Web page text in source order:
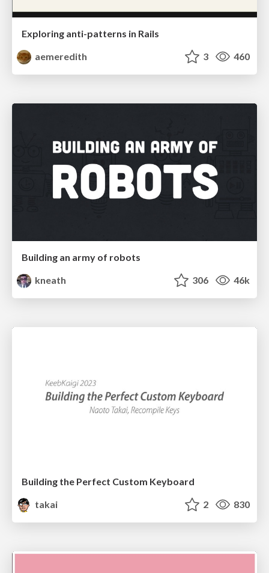
Exploring anti-patterns in Rails
aemeredith
3 460
Building an army of robots
kneath
306 46k
Building the Perfect Custom Keyboard
takai
2 830